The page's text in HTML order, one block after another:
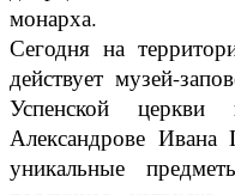
монарха.
Сегодня на
действует музей-
Успенской
Александрове Ивана
уникальные